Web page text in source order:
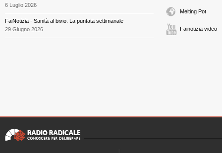
6 Luglio 2026
FaiNotizia - Sanità al bivio. La puntata settimanale
29 Giugno 2026
Melting Pot
Fainotizia video